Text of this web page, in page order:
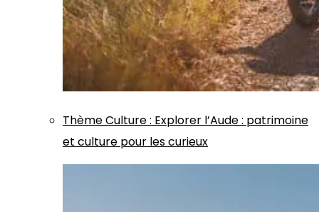
ThèmeCulture: Explorer l’Aude : patrimoine
et culture pour les curieux